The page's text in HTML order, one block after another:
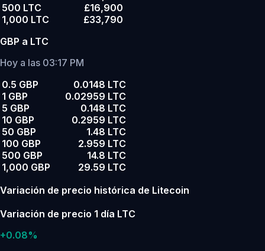
500 LTC
£16,900
1,000 LTC
£33,790
GBP a LTC
Hoy a las 03:17 PM
0.5 GBP
0.0148 LTC
1 GBP
0.02959 LTC
5 GBP
0.148 LTC
10 GBP
0.2959 LTC
50 GBP
1.48 LTC
100 GBP
2.959 LTC
500 GBP
14.8 LTC
1,000 GBP
29.59 LTC
Variación de precio histórica de Litecoin
Variación de precio 1 día LTC
+0.08%